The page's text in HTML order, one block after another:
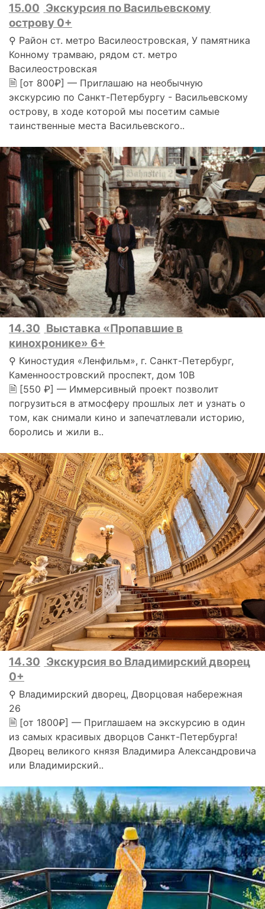
15.00 Экскурсия по Васильевскому
острову 0+
⚲ Район ст. метро Василеостровская, У памятника
Конному трамваю, рядом ст. метро
Василеостровская
🗎 [от 800₽] — Приглашаю на необычную
экскурсию по Санкт-Петербургу - Васильевскому
острову, в ходе которой мы посетим самые
таинственные места Васильевского..
14.30 Выставка «Пропавшие в
кинохронике» 6+
⚲ Киностудия «Ленфильм», г. Санкт-Петербург,
Каменноостровский проспект, дом 10В
🗎 [550 ₽] — Иммерсивный проект позволит
погрузиться в атмосферу прошлых лет и узнать о
том, как снимали кино и запечатлевали историю,
боролись и жили в..
14.30 Экскурсия во Владимирский дворец
0+
⚲ Владимирский дворец, Дворцовая набережная
26
🗎 [от 1800₽] — Приглашаем на экскурсию в один
из самых красивых дворцов Санкт-Петербурга!
Дворец великого князя Владимира Александровича
или Владимирский..